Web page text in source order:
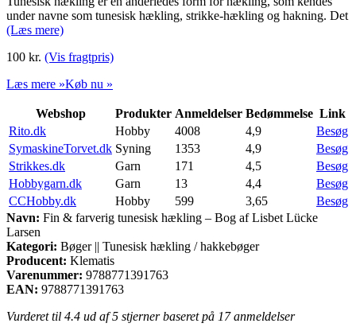
under navne som tunesisk hækling, strikke-hækling og hakning. Det
(Læs mere)
100 kr. (Vis fragtpris)
Læs mere »Køb nu »
Webshop Produkter Anmeldelser Bedømmelse Link
Rito.dk
Hobby 4008 4,9
Besøg
SymaskineTorvet.dk Syning 1353 4,9
Besøg
Strikkes.dk
Garn 171 4,5
Besøg
Hobbygarn.dk
Garn 13 4,4
Besøg
CCHobby.dk
Hobby 599 3,65
Besøg
Navn: Fin & farverig tunesisk hækling – Bog af Lisbet Lücke
Larsen
Kategori: Bøger || Tunesisk hækling / hakkebøger
Producent: Klematis
Varenummer: 9788771391763
EAN: 9788771391763
Vurderet til 4.4 ud af 5 stjerner baseret på 17anmeldelser